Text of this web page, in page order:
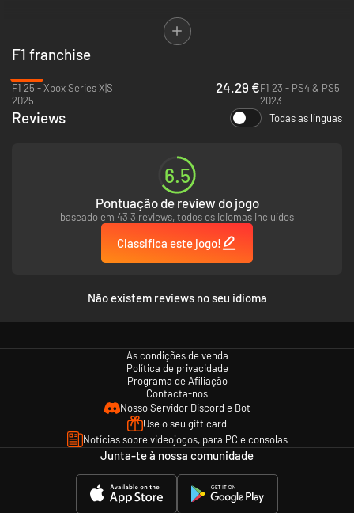
Este título inclui compras opcionais dentro do jogo de moeda virtual que
pode ser usada para adquirir itens virtuais do jogo.
F1 franchise
F1 25 - Xbox Series X|S
2025
24.29 €F1 23 - PS4 & PS5
2023
Reviews Todas as línguas
6.5
Pontuação de review do jogo
baseado em 43 3 reviews, todos os idiomas incluídos
Classifica este jogo!
Não existem reviews no seu idioma
As condições de venda
Política de privacidade
Programa de Afiliação
Contacta-nos
Nosso Servidor Discord e Bot
Use o seu gift card
Notícias sobre videojogos, para PC e consolas
Junta-te à nossa comunidade